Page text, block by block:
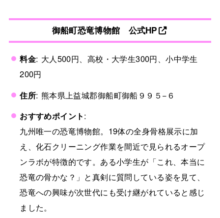
御船町恐竜博物館 公式HP
料金: 大人500円、高校・大学生300円、小中学生
200円
住所: 熊本県上益城郡御船町御船９９５−６
おすすめポイント:
九州唯一の恐竜博物館。19体の全身骨格展示に加
え、化石クリーニング作業を間近で見られるオープ
ンラボが特徴的です。ある小学生が「これ、本当に
恐竜の骨かな？」と真剣に質問している姿を見て、
恐竜への興味が次世代にも受け継がれていると感じ
ました。